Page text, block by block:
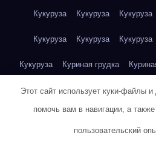
Кукуруза Кукуруза Кукуруза
Кукуруза Кукуруза Кукуруза
Кукуруза Куриная грудка
Куриная грудка Куриная
Куриная
Этот сайт использует куки-файлы и
помочь вам в навигации, а
пользовательский